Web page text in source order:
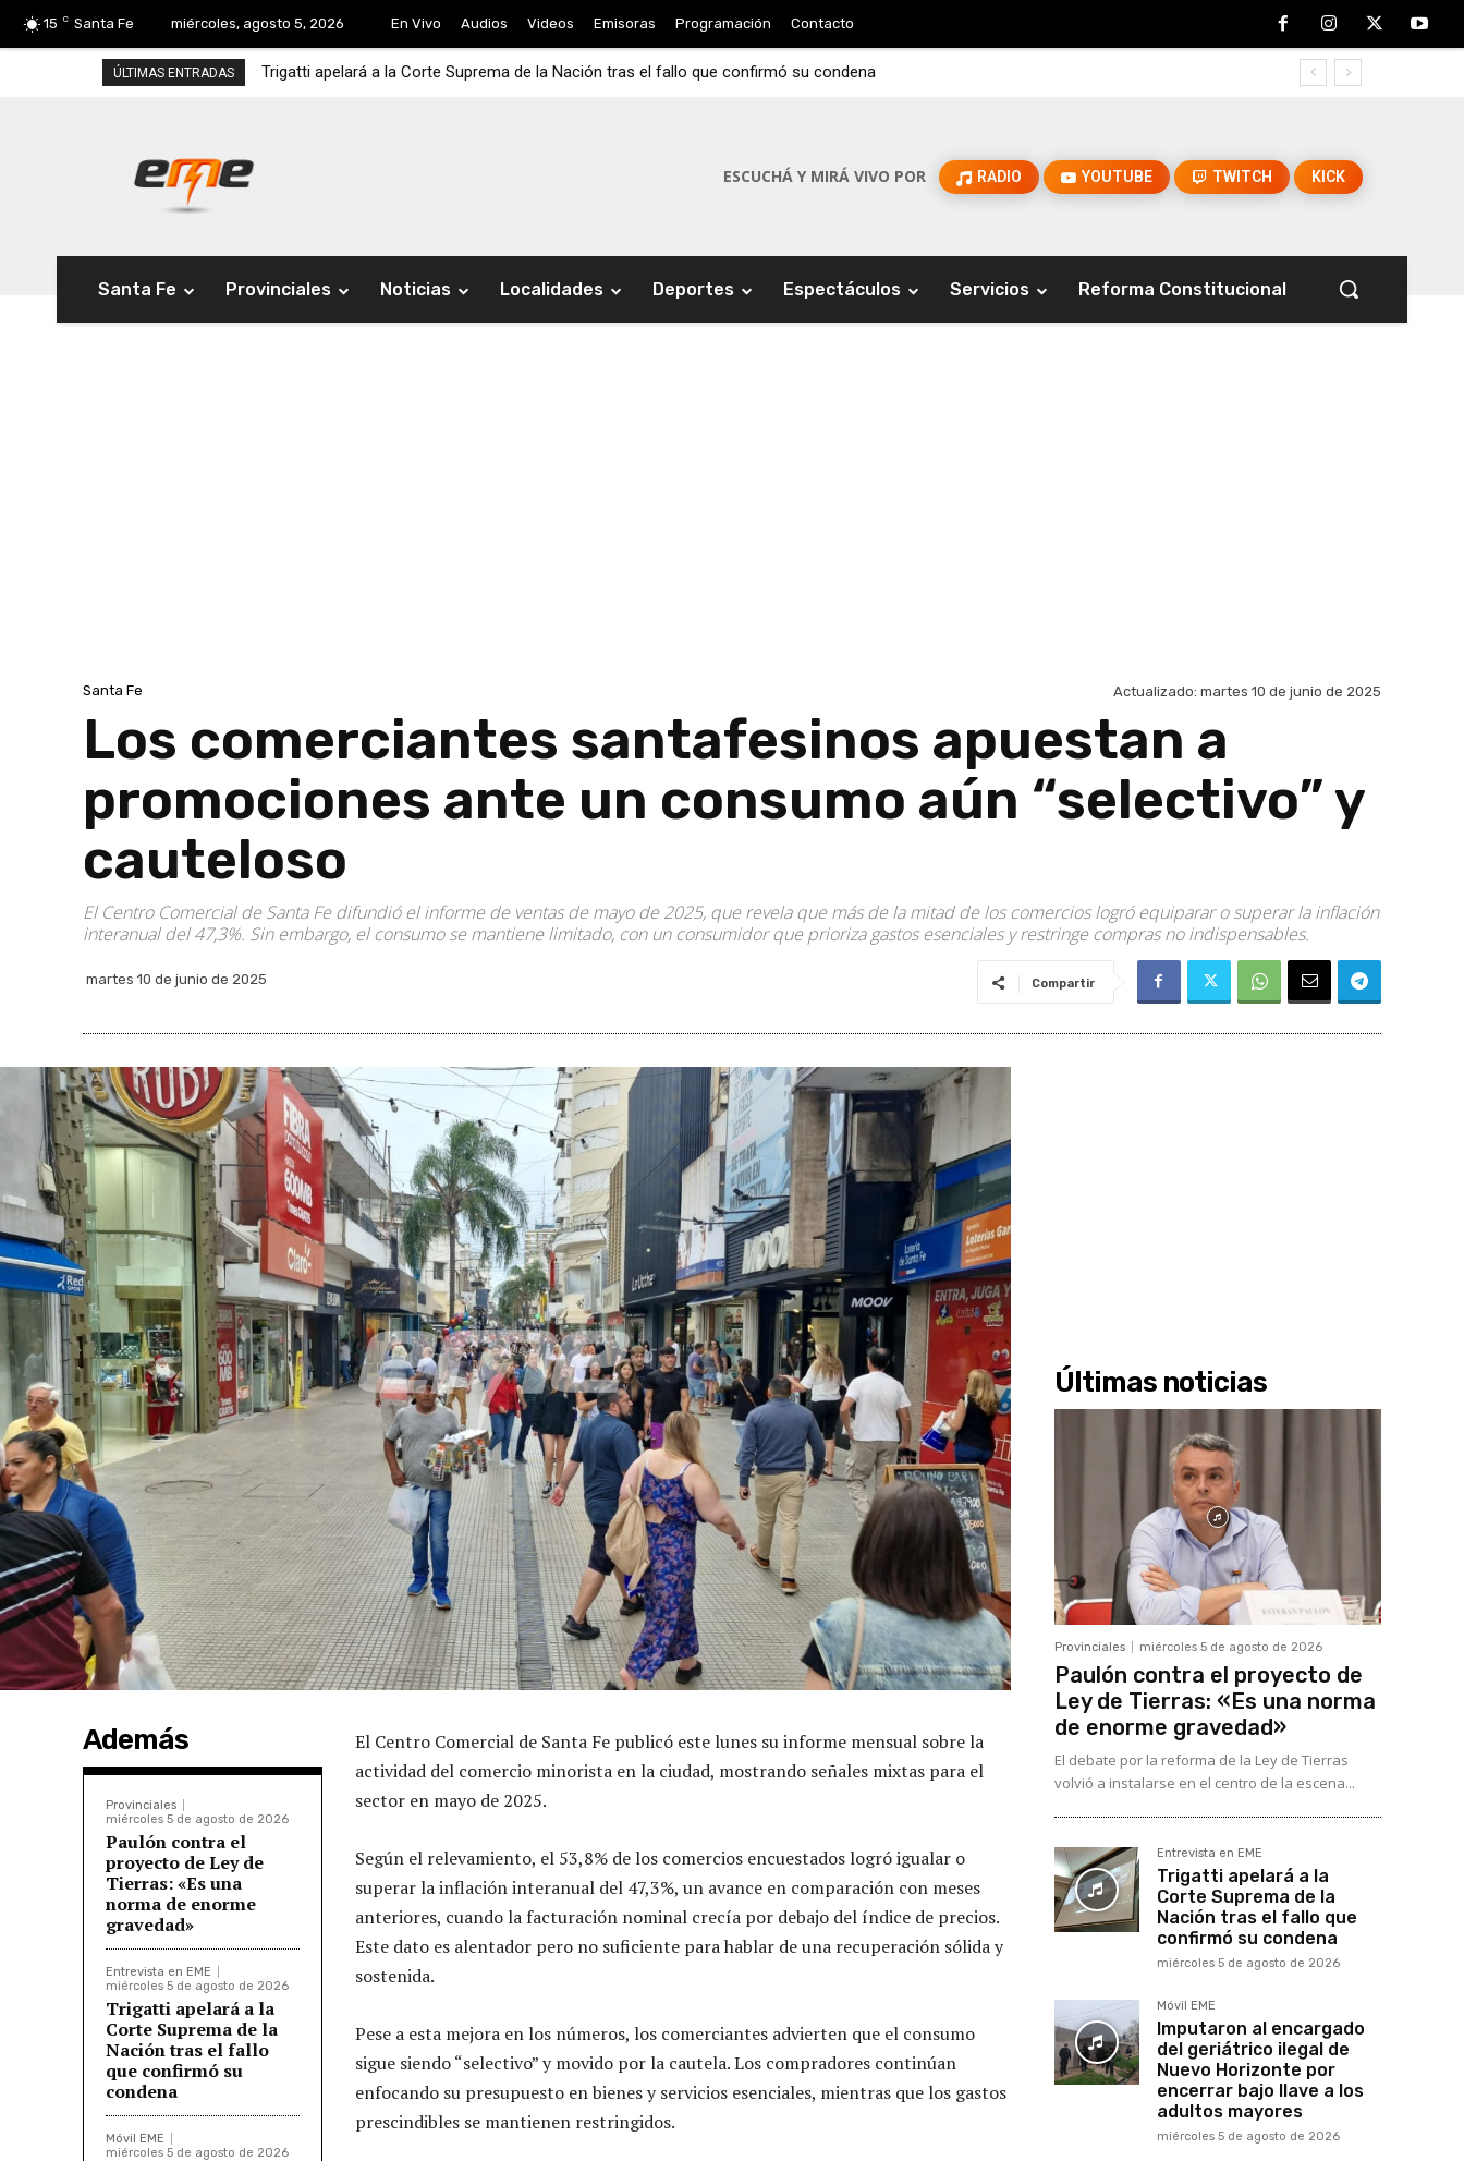
15 C Santa Fe miércoles, agosto 5, 2026 En Vivo Audios Videos Emisoras Programación Contacto
ÚLTIMAS ENTRADAS Trigatti apelará a la Corte Suprema de la Nación tras el fallo que confirmó su condena
ESCUCHÁ Y MIRÁ VIVO POR RADIO YOUTUBE TWITCH KICK
Santa Fe Provinciales Noticias Localidades Deportes Espectáculos Servicios Reforma Constitucional
Santa Fe Actualizado: martes 10 de junio de 2025
Los comerciantes santafesinos apuestan a
promociones ante un consumo aún “selectivo” y
cauteloso
El Centro Comercial de Santa Fe difundió el informe de ventas de mayo de 2025, que revela que más de la mitad de los comercios logró equiparar o superar la inflación
interanual del 47,3%. Sin embargo, el consumo se mantiene limitado, con un consumidor que prioriza gastos esenciales y restringe compras no indispensables.
martes 10 de junio de 2025 Compartir
Además
Provinciales
miércoles 5 de agosto de 2026
Paulón contra el
proyecto de Ley de
Tierras: «Es una
norma de enorme
gravedad»
Entrevista en EME
miércoles 5 de agosto de 2026
Trigatti apelará a la
Corte Suprema de la
Nación tras el fallo
que confirmó su
condena
Móvil EME
miércoles 5 de agosto de 2026
El Centro Comercial de Santa Fe publicó este lunes su informe mensual sobre la
actividad del comercio minorista en la ciudad, mostrando señales mixtas para el
sector en mayo de 2025.
Según el relevamiento, el 53,8% de los comercios encuestados logró igualar o
superar la inflación interanual del 47,3%, un avance en comparación con meses
anteriores, cuando la facturación nominal crecía por debajo del índice de precios.
Este dato es alentador pero no suficiente para hablar de una recuperación sólida y
sostenida.
Pese a esta mejora en los números, los comerciantes advierten que el consumo
sigue siendo “selectivo” y movido por la cautela. Los compradores continúan
enfocando su presupuesto en bienes y servicios esenciales, mientras que los gastos
prescindibles se mantienen restringidos.
Últimas noticias
Provinciales miércoles 5 de agosto de 2026
Paulón contra el proyecto de
Ley de Tierras: «Es una norma
de enorme gravedad»
El debate por la reforma de la Ley de Tierras
volvió a instalarse en el centro de la escena...
Entrevista en EME
Trigatti apelará a la
Corte Suprema de la
Nación tras el fallo que
confirmó su condena
miércoles 5 de agosto de 2026
Móvil EME
Imputaron al encargado
del geriátrico ilegal de
Nuevo Horizonte por
encerrar bajo llave a los
adultos mayores
miércoles 5 de agosto de 2026